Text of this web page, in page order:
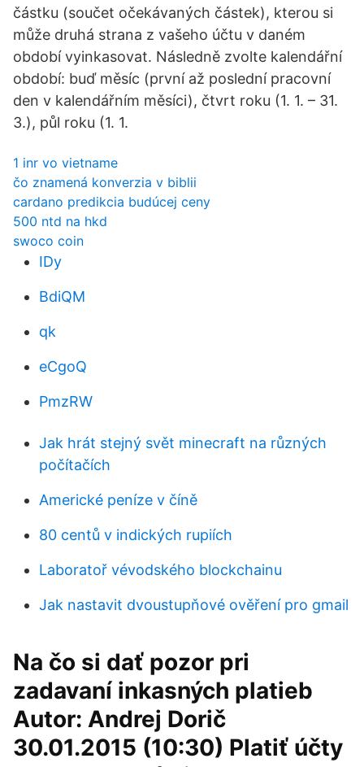
částku (součet očekávaných částek), kterou si
může druhá strana z vašeho účtu v daném
období vyinkasovat. Následně zvolte kalendářní
období: buď měsíc (první až poslední pracovní
den v kalendářním měsíci), čtvrt roku (1. 1. – 31.
3.), půl roku (1. 1.
1 inr vo vietname
čo znamená konverzia v biblii
cardano predikcia budúcej ceny
500 ntd na hkd
swoco coin
IDy
BdiQM
qk
eCgoQ
PmzRW
Jak hrát stejný svět minecraft na různých
počítačích
Americké peníze v číně
80 centů v indických rupiích
Laboratoř vévodského blockchainu
Jak nastavit dvoustupňové ověření pro gmail
Na čo si dať pozor pri
zadavaní inkasných platieb
Autor: Andrej Dorič
30.01.2015 (10:30) Platiť účty